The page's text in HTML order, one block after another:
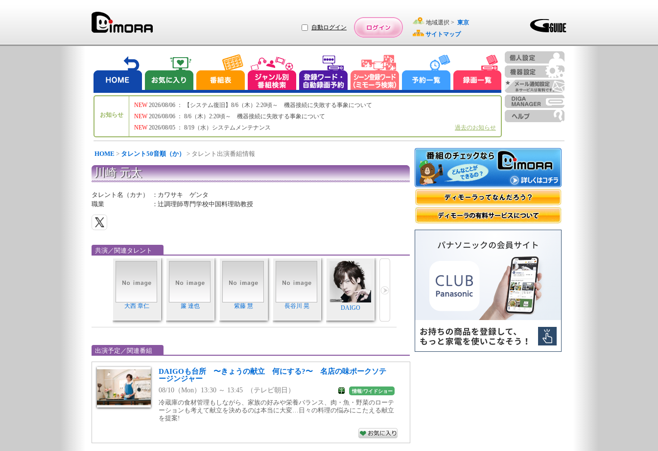
自動ログイン
地域選択 > 東京
サイトマップ
お知らせ
NEW
NEW
NEW
2026/08/06 ： 【システム復旧】8/6（木）2:20頃～ 機器接続に失敗する事象について
2026/08/06 ： 8/6（木）2:20頃～ 機器接続に失敗する事象について
2026/08/05 ： 8/19（水）システムメンテナンス
過去のお知らせ
HOME > タレント50音順（か） > タレント出演番組情報
川崎 元太
タレント名（カナ） ： カワサキ ゲンタ
職業
：辻調理師専門学校中国料理助教授
共演／関連タレント
大西 章仁 簾 達也 紫藤 慧 長谷川 晃 DAIGO
出演予定／関連番組
DAIGOも台所 〜きょうの献立 何にする?〜 名店の味ポークソテ
ージンジャー
08/10（Mon）13:30 ～ 13:45 （テレビ朝日） 情報/ワイドショー
冷蔵庫の食材管理もしながら、家族の好みや栄養バランス、肉・魚・野菜のローテ
ーションも考えて献立を決めるのは本当に大変…日々の料理の悩みにこたえる献立
を提案!